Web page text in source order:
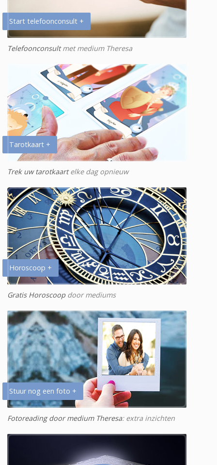
Start telefoonconsult +
Telefoonconsultmet medium Theresa
Tarotkaart +
Trek uw tarotkaartelke dag opnieuw
Horoscoop +
Gratis Horoscoopdoor mediums
Stuur nog een foto +
Fotoreading door medium Theresa: extra inzichten